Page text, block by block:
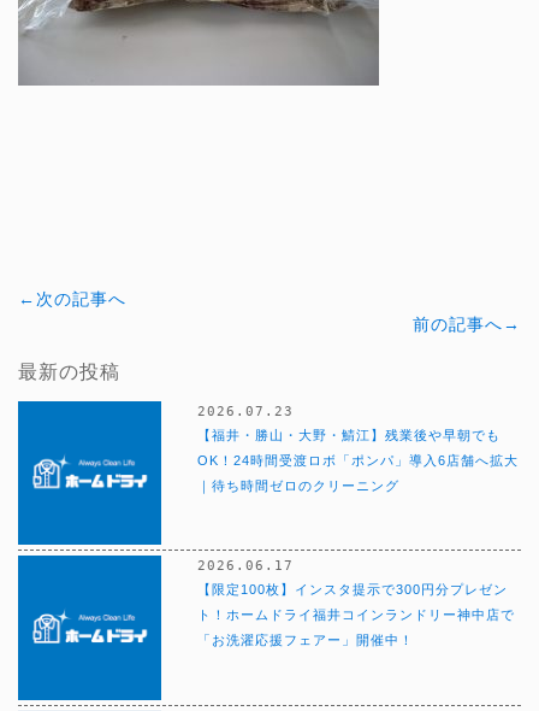
←次の記事へ
前の記事へ→
最新の投稿
2026.07.23
【福井・勝山・大野・鯖江】残業後や早朝でも
OK！24時間受渡ロボ「ポンパ」導入6店舗へ拡大
｜待ち時間ゼロのクリーニング
2026.06.17
【限定100枚】インスタ提示で300円分プレゼン
ト！ホームドライ福井コインランドリー神中店で
「お洗濯応援フェアー」開催中！